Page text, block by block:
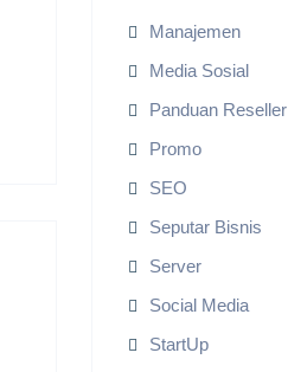
Manajemen
Media Sosial
Panduan Reseller
Promo
SEO
Seputar Bisnis
Server
Social Media
StartUp